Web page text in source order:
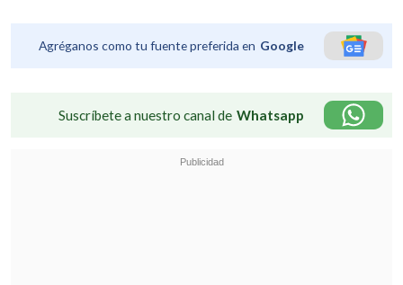
Agréganos como tu fuente preferida en Google
Suscríbete a nuestro canal de Whatsapp